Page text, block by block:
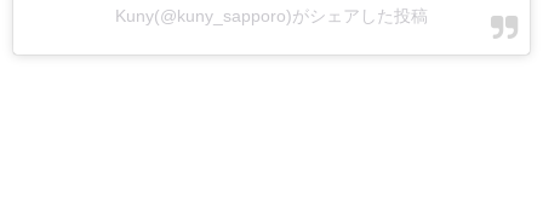
Kuny(@kuny_sapporo)がシェアした投稿